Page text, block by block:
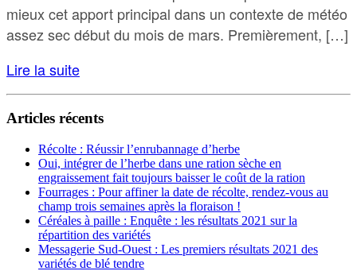
mieux cet apport principal dans un contexte de météo
assez sec début du mois de mars. Premièrement, […]
Lire la suite
Articles récents
Récolte : Réussir l’enrubannage d’herbe
Oui, intégrer de l’herbe dans une ration sèche en
engraissement fait toujours baisser le coût de la ration
Fourrages : Pour affiner la date de récolte, rendez-vous au
champ trois semaines après la floraison !
Céréales à paille : Enquête : les résultats 2021 sur la
répartition des variétés
Messagerie Sud-Ouest : Les premiers résultats 2021 des
variétés de blé tendre